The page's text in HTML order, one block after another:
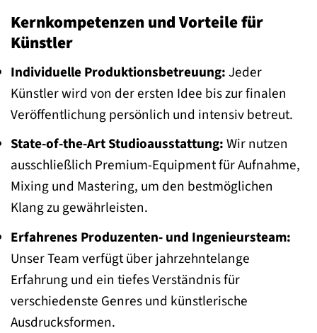
Kernkompetenzen und Vorteile für
Künstler
Individuelle Produktionsbetreuung:Jeder
Künstler wird von der ersten Idee bis zur finalen
Veröffentlichung persönlich und intensiv betreut.
State-of-the-Art Studioausstattung:Wir nutzen
ausschließlich Premium-Equipment für Aufnahme,
Mixing und Mastering, um den bestmöglichen
Klang zu gewährleisten.
Erfahrenes Produzenten- und Ingenieursteam:
Unser Team verfügt über jahrzehntelange
Erfahrung und ein tiefes Verständnis für
verschiedenste Genres und künstlerische
Ausdrucksformen.